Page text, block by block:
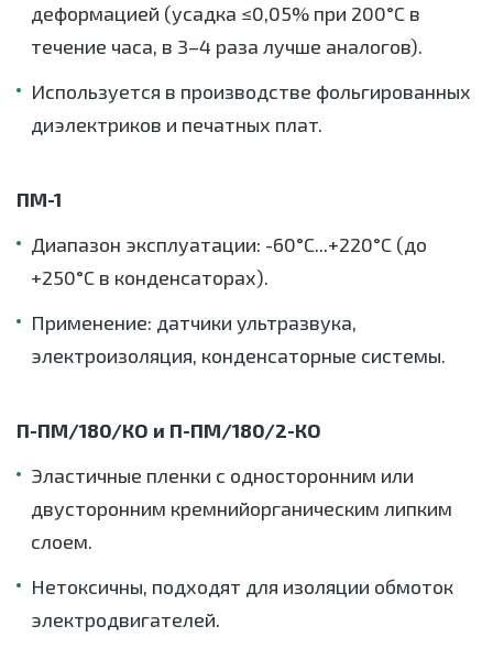
деформацией (усадка ≤0,05% при 200°C в
течение часа, в 3–4 раза лучше аналогов).
Используется в производстве фольгированных
диэлектриков и печатных плат.
ПМ-1
Диапазон эксплуатации: -60°C...+220°C (до
+250°C в конденсаторах).
Применение: датчики ультразвука,
электроизоляция, конденсаторные системы.
П-ПМ/180/КО и П-ПМ/180/2-КО
Эластичные пленки с односторонним или
двусторонним кремнийорганическим липким
слоем.
Нетоксичны, подходят для изоляции обмоток
электродвигателей.